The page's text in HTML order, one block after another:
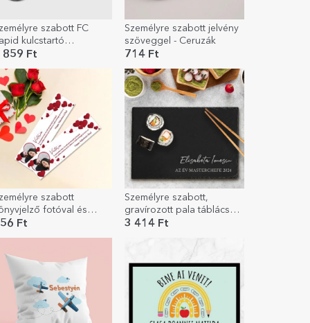
szabott FC
kulcstartó
- Rapidul din
859 Ft
Személyre szabott jelvény
szöveggel - Ceruzák
714 Ft
szabott
fotóval és
– Szeretlek
Ft
Személyre szabott,
gravírozott pala táblácska
szöveggel - Masterchef
3 414 Ft